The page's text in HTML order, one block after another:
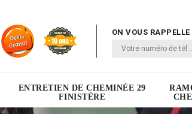
ON VOUS
ENTRETIEN DE CHEMINÉE 29
FINISTÈRE